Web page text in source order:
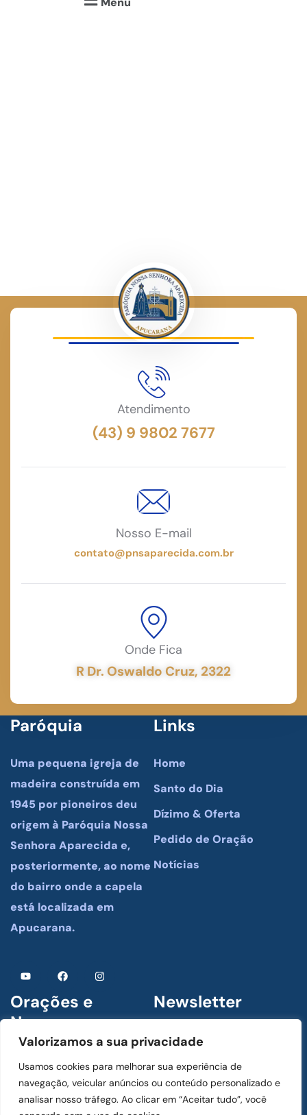
Valorizamos a sua privacidade
Usamos cookies para melhorar sua experiência de
navegação, veicular anúncios ou conteúdo personalizado e
analisar nosso tráfego. Ao clicar em “Aceitar tudo”, você
Atendimento
(43) 9 9802 7677
Nosso E-mail
contato@pnsaparecida.com.br
Onde Fica
R Dr. Oswaldo Cruz, 2322
Paróquia
Uma pequena igreja de
madeira construída em
1945 por pioneiros deu
origem à Paróquia Nossa
Senhora Aparecida e,
posteriormente, ao nome
do bairro onde a capela
está localizada em
Apucarana.
Links
Home
Santo do Dia
Dízimo & Oferta
Pedido de Oração
Notícias
Orações e
Novenas
1 De Julho De 2024
Menino Jesus de Praga
Newsletter
Assine para receber
novidades